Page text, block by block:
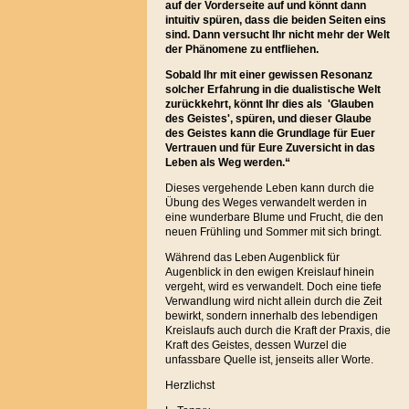
auf der Vorderseite auf und könnt dann
intuitiv spüren, dass die beiden Seiten eins
sind. Dann versucht Ihr nicht mehr der Welt
der Phänomene zu entfliehen.
Sobald Ihr mit einer gewissen Resonanz
solcher Erfahrung in die dualistische Welt
zurückkehrt, könnt Ihr dies als 'Glauben
des Geistes', spüren, und dieser Glaube
des Geistes kann die Grundlage für Euer
Vertrauen und für Eure Zuversicht in das
Leben als Weg werden.“
Dieses vergehende Leben kann durch die
Übung des Weges verwandelt werden in
eine wunderbare Blume und Frucht, die den
neuen Frühling und Sommer mit sich bringt.
Während das Leben Augenblick für
Augenblick in den ewigen Kreislauf hinein
vergeht, wird es verwandelt. Doch eine tiefe
Verwandlung wird nicht allein durch die Zeit
bewirkt, sondern innerhalb des lebendigen
Kreislaufs auch durch die Kraft der Praxis, die
Kraft des Geistes, dessen Wurzel die
unfassbare Quelle ist, jenseits aller Worte.
Herzlichst